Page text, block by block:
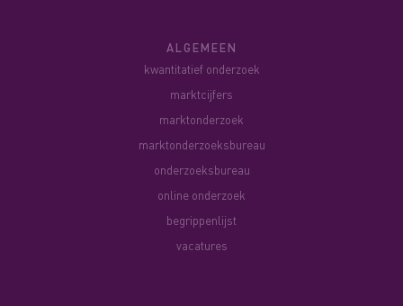
ALGEMEEN
kwantitatief onderzoek
marktcijfers
marktonderzoek
marktonderzoeksbureau
onderzoeksbureau
online onderzoek
begrippenlijst
vacatures